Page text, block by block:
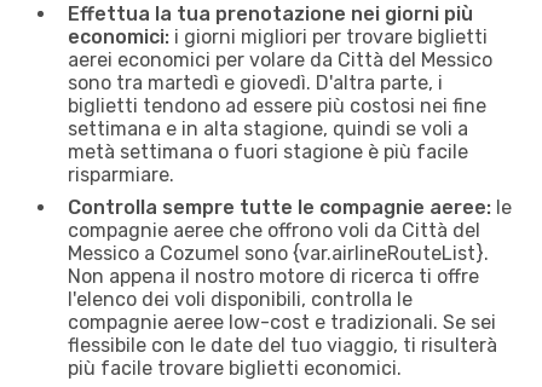
Effettua la tua prenotazione nei giorni più
economici: i giorni migliori per trovare biglietti
aerei economici per volare da Città del Messico
sono tra martedì e giovedì. D'altra parte, i
biglietti tendono ad essere più costosi nei fine
settimana e in alta stagione, quindi se voli a
metà settimana o fuori stagione è più facile
risparmiare.
Controlla sempre tutte le compagnie aeree: le
compagnie aeree che offrono voli da Città del
Messico a Cozumel sono {​var.airlineRouteList}.
Non appena il nostro motore di ricerca ti offre
l'elenco dei voli disponibili, controlla le
compagnie aeree low-cost e tradizionali. Se sei
flessibile con le date del tuo viaggio, ti risulterà
più facile trovare biglietti economici.